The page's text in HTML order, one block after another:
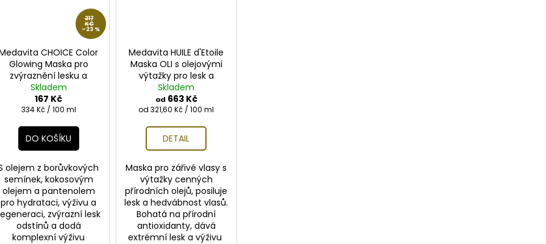
217
KČ
–23 %
CHOICE Color
Glowing Maska pro
zvýraznění lesku a
výživu vlasů 50ml
Skladem
167 Kč
Měrná
334 Kč / 100 ml
DO KOŠÍKU
olejem z borůvkových
semínek, kokosovým
olejem a pantenolem
pro hydrataci, výživu a
zvýrazní lesk
odstínů a dodá
komplexní výživu
Medavita HUILE d'Etoile
Maska OLI s olejovými
výtažky pro lesk a
hedvábnost vlasů
Doprodej
Skladem
od 663 Kč
Měrná
od 321,60 Kč / 100 ml
DETAIL
Maska pro zářivé vlasy s
výtažky cenných
přírodních olejů, posiluje
lesk a hedvábnost vlasů.
Bohatá na přírodní
antioxidanty, dává
extrémní lesk a výživu